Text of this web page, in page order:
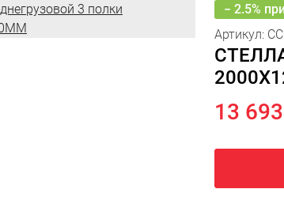
− 2.5%
Артикул:
13